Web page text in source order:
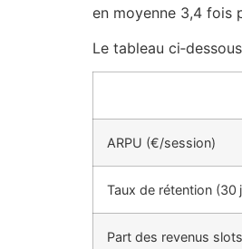
en moyenne 3,4 fois
Le tableau
ARPU (€/session)
Taux de rétention (30
Part des revenus